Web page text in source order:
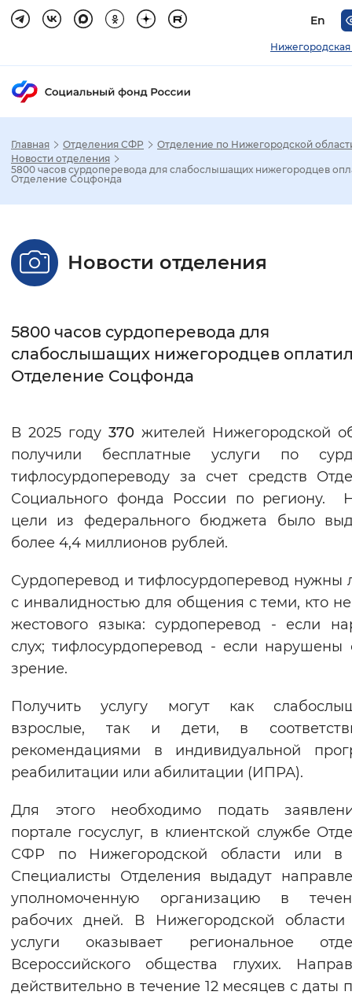
En
Нижегородская
Стандартный Увеличенный
Без засечек С засечками
Интервал между буквами
Цвет сайта
Монохромный Инверсивный
Синий фон
Включены Выключены
Звуковой ассистент
Воспроизвести
Вернуть стандартные настройки
Главная Отделения СФР
Отделение по Нижегородской
Новости отделения
5800 часов сурдоперевода для слабослышащих нижегородцев
Отделение Соцфонда
Новости отделения
5800 часов сурдоперевода для
слабослышащих нижегородцев
Отделение Соцфонда
В 2025 году 370 жителей Нижегородской
получили бесплатные услуги по
тифлосурдопереводу за счет средств
Социального фонда России по региону.
цели из федерального бюджета было
более 4,4 миллионов рублей.
Сурдоперевод и тифлосурдоперевод нужны
с инвалидностью для общения с теми, кто
жестового языка: сурдоперевод - если
слух; тифлосурдоперевод - если нарушены
зрение.
Получить услугу могут как
взрослые, так и дети, в
рекомендациями в индивидуальной
реабилитации или абилитации (ИПРА).
Для этого необходимо подать
портале госуслуг, в клиентской службе
СФР по Нижегородской области или
Специалисты Отделения выдадут
уполномоченную организацию в
рабочих дней. В Нижегородской области
услуги оказывает региональное
Всероссийского общества глухих.
действительно в течение 12 месяцев с даты